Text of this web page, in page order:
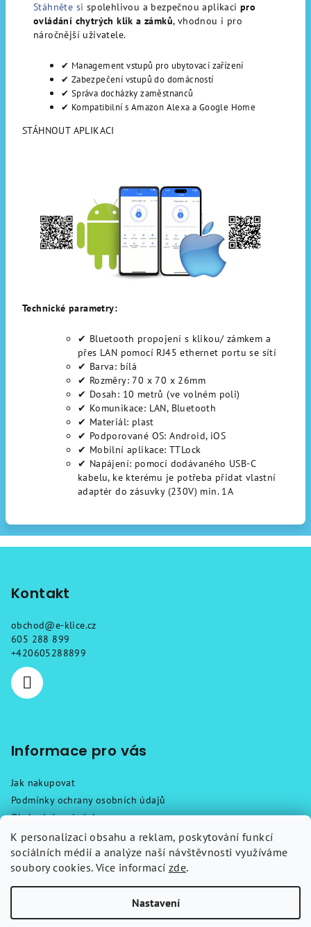
K personalizaci obsahu a reklam, poskytování funkcí
sociálních médií a analýze naší návštěvnosti využíváme
soubory cookies. Více informací zde.
Nastavení
Stáhněte si spolehlivou a bezpečnou aplikaci pro
ovládání chytrých klik a zámků, vhodnou i pro
náročnější uživatele.
✔ Management vstupů pro ubytovací zařízení
✔ Zabezpečení vstupů do domácností
✔ Správa docházky zaměstnanců
✔ Kompatibilní s Amazon Alexa a Google Home
STÁHNOUT APLIKACI
Technické parametry:
✔ Bluetooth propojení s klikou/ zámkem a
přes LAN pomocí RJ45 ethernet portu se sítí
✔ Barva: bílá
✔ Rozměry: 70 x 70 x 26mm
✔ Dosah: 10 metrů (ve volném poli)
✔ Komunikace: LAN, Bluetooth
✔ Materiál: plast
✔ Podporované OS: Android, iOS
✔ Mobilní aplikace: TTLock
✔ Napájení: pomocí dodávaného USB-C
kabelu, ke kterému je potřeba přidat vlastní
adaptér do zásuvky (230V) min. 1A
Kontakt
obchod@e-klice.cz
605 288 899
+420605288899
Informace pro vás
Jak nakupovat
Podmínky ochrany osobních údajů
Obchodní podmínky
Reklamační řád
Návody
Kontakty